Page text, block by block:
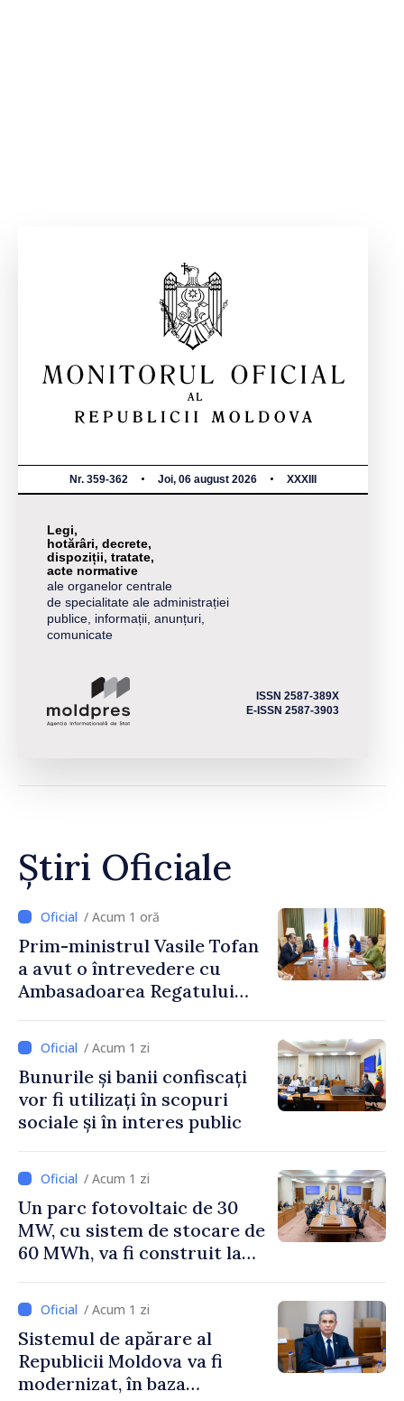
Nr. 359-362 Joi, 06 august 2026 XXXIII
Legi,
hotărâri, decrete,
dispoziții, tratate,
acte normative
ale organelor centrale
de specialitate ale administrației
publice, informații, anunțuri,
comunicate
ISSN 2587-389X
E-ISSN 2587-3903
Știri Oficiale
/ Acum 1 oră
Prim-ministrul Vasile Tofan
a avut o întrevedere cu
Ambasadoarea Regatului
Irlandei de Nord, Fern
Horine / Acum 1 zi
Bunurile și banii confiscați
vor fi utilizați în scopuri
sociale și în interes public
/ Acum 1 zi
Un parc fotovoltaic de 30
MW, cu sistem de stocare de
60 MWh, va fi construit la
/ Acum 1 zi
Sistemul de apărare al
Republicii Moldova va fi
modernizat, în baza